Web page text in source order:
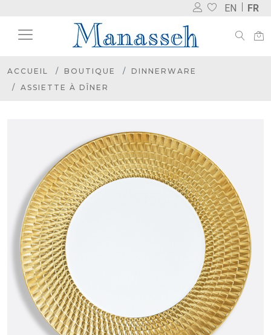
EN FR
ACCUEIL BOUTIQUE
DINNERWARE
ASSIETTE À DÎNER